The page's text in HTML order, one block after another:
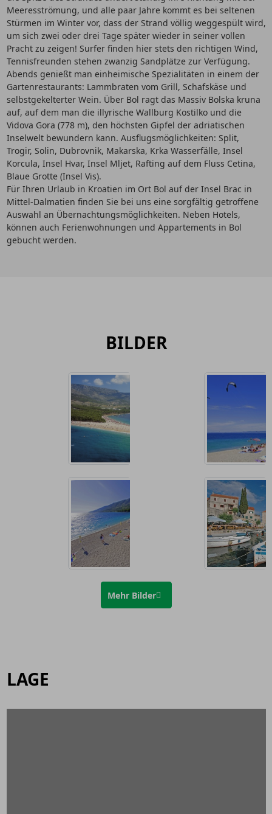
Meeresströmung, und alle paar Jahre kommt es bei seltenen
Stürmen im Winter vor, dass der Strand völlig weggespült wird,
um sich zwei oder drei Tage später wieder in seiner vollen
Pracht zu zeigen! Surfer finden hier stets den richtigen Wind,
Tennisfreunden stehen zwanzig Sandplätze zur Verfügung.
Abends genießt man einheimische Spezialitäten in einem der
Gartenrestaurants: Lammbraten vom Grill, Schafskäse und
selbstgekelterter Wein. Über Bol ragt das Massiv Bolska kruna
auf, auf dem man die illyrische Wallburg Kostilko und die
Vidova Gora (778 m), den höchsten Gipfel der adriatischen
Inselwelt bewundern kann. Ausflugsmöglichkeiten: Split,
Trogir, Solin, Dubrovnik, Makarska, Krka Wasserfälle, Insel
Korcula, Insel Hvar, Insel Mljet, Rafting auf dem Fluss Cetina,
Blaue Grotte (Insel Vis).
Für Ihren Urlaub in Kroatien im Ort Bol auf der Insel Brac in
Mittel-Dalmatien finden Sie bei uns eine sorgfältig getroffene
Auswahl an Übernachtungsmöglichkeiten. Neben Hotels,
können auch Ferienwohnungen und Appartements in Bol
gebucht werden.
BILDER
Mehr Bilder
LAGE